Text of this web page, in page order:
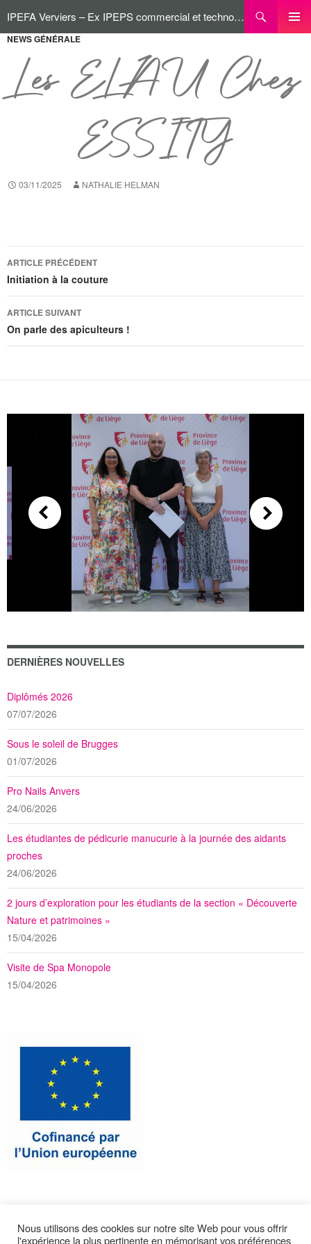
IPEFA Verviers – Ex IPEPS commercial et technologique
NEWS GÉNÉRALE
Les ELAU Chez
ESSITY
03/11/2025 NATHALIE HELMAN
ARTICLE PRÉCÉDENT
Initiation à la couture
ARTICLE SUIVANT
On parle des apiculteurs !
DERNIÈRES NOUVELLES
Diplômés 2026
07/07/2026
Sous le soleil de Brugges
01/07/2026
Pro Nails Anvers
24/06/2026
Les étudiantes de pédicurie manucurie à la journée des aidants
proches
24/06/2026
2 jours d’exploration pour les étudiants de la section « Découverte
Nature et patrimoines »
15/04/2026
Visite de Spa Monopole
15/04/2026
Nous utilisons des cookies sur notre site Web pour vous offrir
l'expérience la plus pertinente en mémorisant vos préférences